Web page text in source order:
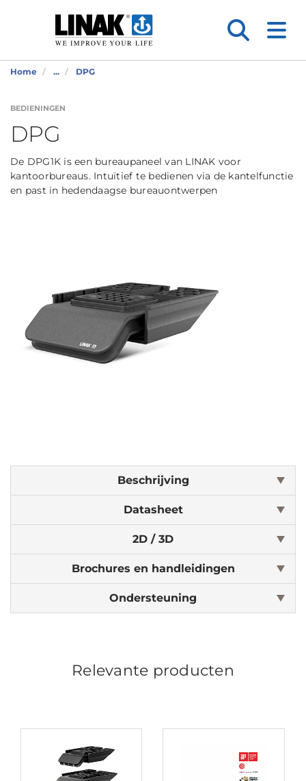
Home ... DPG
BEDIENINGEN
DPG
De DPG1K is een bureaupaneel van LINAK voor
kantoorbureaus. Intuïtief te bedienen via de kantelfunctie
en past in hedendaagse bureauontwerpen
Beschrijving
Datasheet
2D / 3D
Brochures en handleidingen
Ondersteuning
Relevante producten